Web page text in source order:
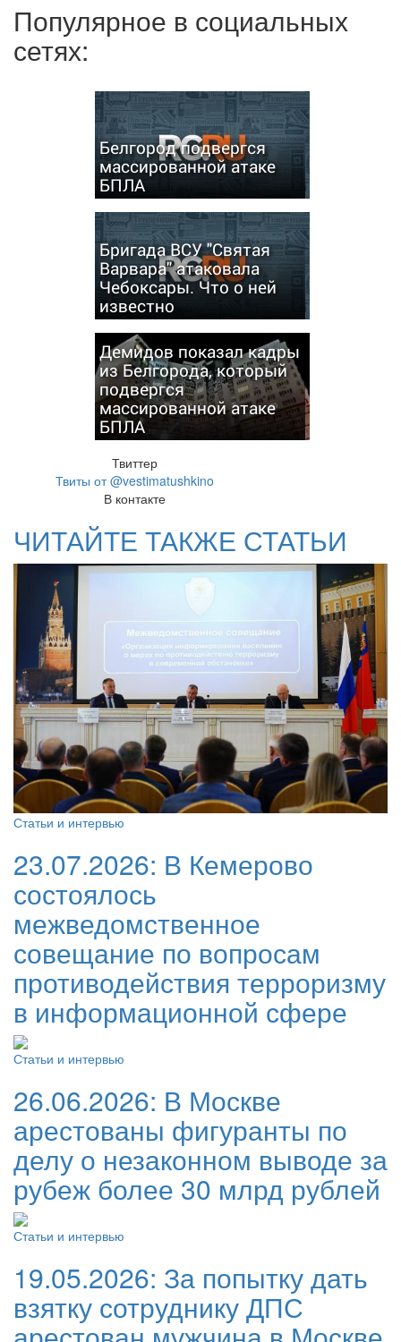
Популярное в социальных
сетях:
Белгород подвергся
массированной атаке
БПЛА
Бригада ВСУ "Святая
Варвара" атаковала
Чебоксары. Что о ней
известно
Демидов показал кадры
из Белгорода, который
подвергся
массированной атаке
БПЛА
Твиттер
Твиты от @vestimatushkino
В контакте
ЧИТАЙТЕ ТАКЖЕ СТАТЬИ
Статьи и интервью
23.07.2026: В Кемерово
состоялось
межведомственное
совещание по вопросам
противодействия терроризму
в информационной сфере
Статьи и интервью
26.06.2026: В Москве
арестованы фигуранты по
делу о незаконном выводе за
рубеж более 30 млрд рублей
Статьи и интервью
19.05.2026: За попытку дать
взятку сотруднику ДПС